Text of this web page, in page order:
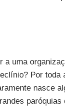
uma
Por toda
nasce
paróquias